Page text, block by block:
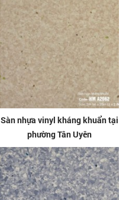
Sàn nhựa vinyl kháng khuẩn tại
phường Tân Uyên